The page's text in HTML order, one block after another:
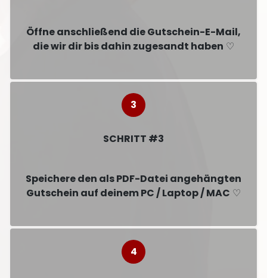
Öffne anschließend die Gutschein-E-Mail,
die wir dir bis dahin zugesandt haben ♡
SCHRITT #3
Speichere den als PDF-Datei angehängten
Gutschein auf deinem PC / Laptop / MAC ♡